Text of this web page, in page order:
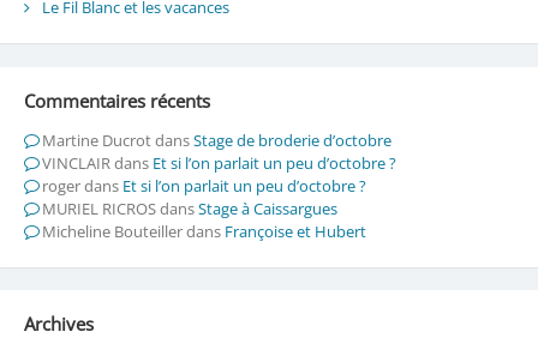
Le Fil Blanc et les vacances
Commentaires récents
Martine DucrotdansStage de broderie d’octobre
VINCLAIRdans Et si l’on parlait un peu d’octobre ?
rogerdans Et si l’on parlait un peu d’octobre ?
MURIEL RICROSdansStage à Caissargues
Micheline Bouteillerdans Françoise et Hubert
Archives